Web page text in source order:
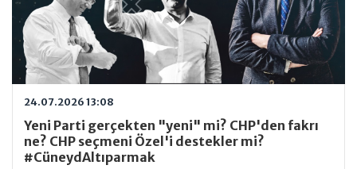
24.07.2026 13:08
Yeni Parti gerçekten "yeni" mi? CHP'den fakrı
ne? CHP seçmeni Özel'i destekler mi?
#CüneydAltıparmak